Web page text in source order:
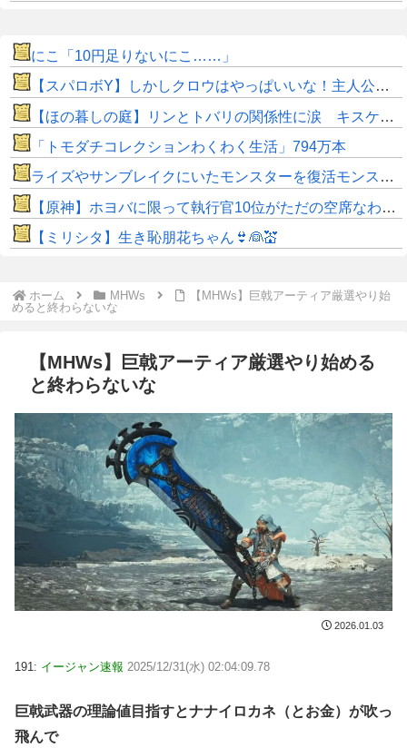
にこ「10円足りないにこ……」
【スパロボY】しかしクロウはやっぱいいな！主人公として魅力的すぎる…！
【ほの暮しの庭】リンとトバリの関係性に涙 キスケの株も急上昇
「トモダチコレクションわくわく生活」794万本
ライズやサンブレイクにいたモンスターを復活モンスターと呼ぶのはやめよう
【原神】ホヨバに限って執行官10位がただの空席なわけない！
【ミリシタ】生き恥朋花ちゃん👙👰💒
ホーム MHWs
【MHWs】巨戟アーティア厳選やり始
めると終わらないな
【MHWs】巨戟アーティア厳選やり始める
と終わらないな
2026.01.03
191: イージャン速報 2025/12/31(水) 02:04:09.78
巨戟武器の理論値目指すとナナイロカネ（とお金）が吹っ
飛んで